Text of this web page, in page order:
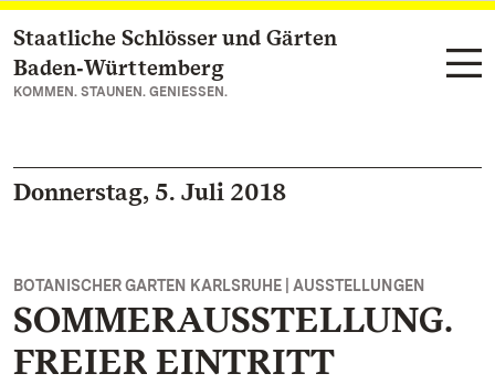
Zum Hauptinhalt springen
Staatliche Schlösser und Gärten
Baden‑Württemberg
KOMMEN. STAUNEN. GENIESSEN.
Donnerstag, 5. Juli 2018
BOTANISCHER GARTEN KARLSRUHE | AUSSTELLUNGEN
SOMMERAUSSTELLUNG.
FREIER EINTRITT